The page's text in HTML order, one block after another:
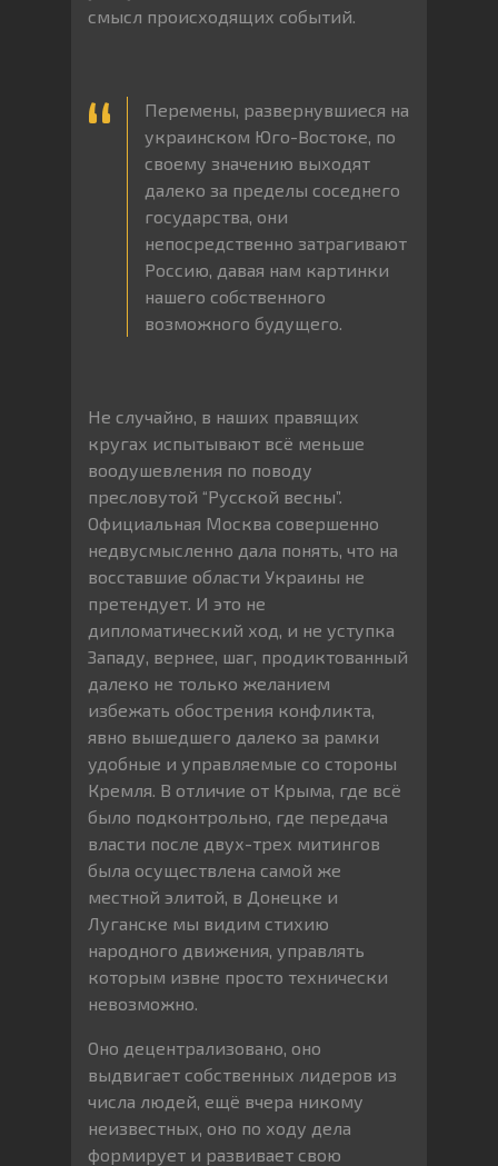
смысл происходящих событий.
Перемены, развернувшиеся на
украинском Юго-Востоке, по
своему значению выходят
далеко за пределы соседнего
государства, они
непосредственно затрагивают
Россию, давая нам картинки
нашего собственного
возможного будущего.
Не случайно, в наших правящих
кругах испытывают всё меньше
воодушевления по поводу
пресловутой “Русской весны”.
Официальная Москва совершенно
недвусмысленно дала понять, что на
восставшие области Украины не
претендует. И это не
дипломатический ход, и не уступка
Западу, вернее, шаг, продиктованный
далеко не только желанием
избежать обострения конфликта,
явно вышедшего далеко за рамки
удобные и управляемые со стороны
Кремля. В отличие от Крыма, где всё
было подконтрольно, где передача
власти после двух-трех митингов
была осуществлена самой же
местной элитой, в Донецке и
Луганске мы видим стихию
народного движения, управлять
которым извне просто технически
невозможно.
Оно децентрализовано, оно
выдвигает собственных лидеров из
числа людей, ещё вчера никому
неизвестных, оно по ходу дела
формирует и развивает свою